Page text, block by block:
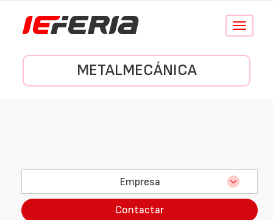
Conmutar
METALMECÁNICA
Empresa
Contactar